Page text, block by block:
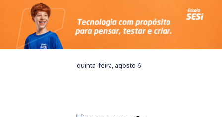
quinta-feira, agosto 6